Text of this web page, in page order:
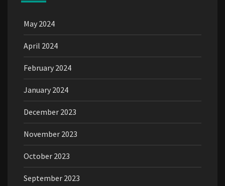
May 2024
April 2024
February 2024
January 2024
December 2023
November 2023
October 2023
September 2023